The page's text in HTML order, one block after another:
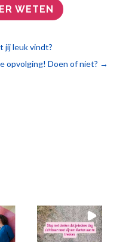
WETEN
jij leuk vindt?
opvolging! Doen of niet? →